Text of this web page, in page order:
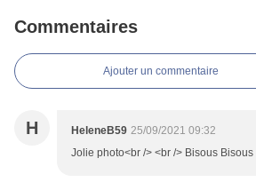
Commentaires
Ajouter un commentaire
H HeleneB59 25/09/2021 09:32
Jolie photo<br /> <br /> Bisous Bisous